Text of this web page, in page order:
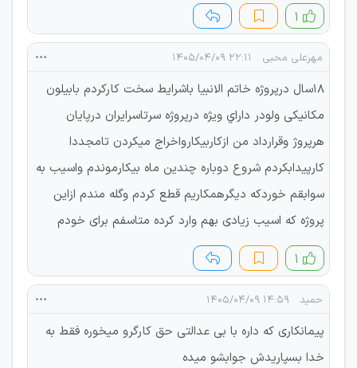
۱
مهرعلی محبی ۲۲:۱۱ ۱۴۰۵/۰۴/۰۹
۱۸سال درپروژه خاتم الانبیا باشرایط سخت کارکردم بابیلون
مکانیکی ولودر داراي ویژه درپروژه سرتاسرایران درپایان
هرپروژ وقرارداد من ازکاربیکارواخراج میکردن تامجددا
کارپیدابکردم شروع دوباره چندین ماه بیکارموندم واسیب به
سوابقم خوردکه دیگرهمکاریم قطع کردم وگله مندم ازاین
پروژه که اسیب زیادی بهم وارد کرده متاسفم برای خودم
۱
حمید ۱۴:۵۹ ۱۴۰۵/۰۴/۰۹
پیمانکاری که داره با بی عدالتی حق کارگرو میخوره فقط به
خدا بسپاریدش جوابشو میده